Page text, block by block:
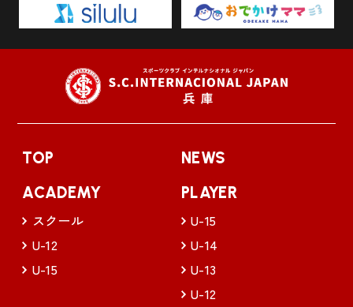
TOP
NEWS
ACADEMY
スクール
U-12
U-15
PLAYER
U-15
U-14
U-13
U-12